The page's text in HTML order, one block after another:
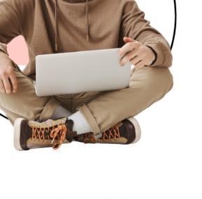
a de contenidos audiovisuales
interactivos y no
a en sistemas y realización